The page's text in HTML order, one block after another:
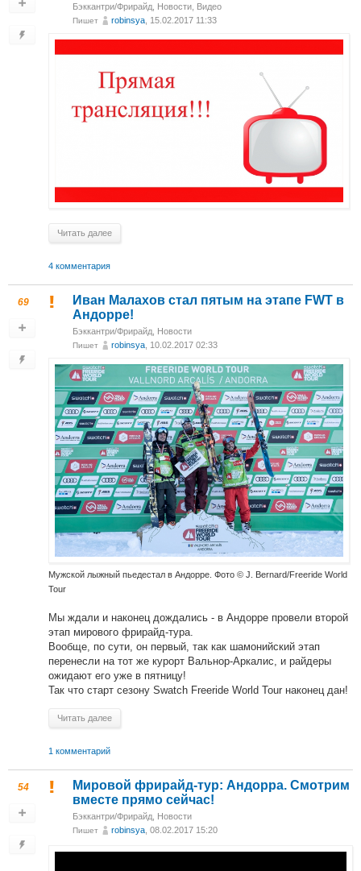
Бэккантри/Фрирайд Новости Видео
Пишет robinsya , 15.02.2017 11:33
Читать далее
4 комментария
69
Иван Малахов стал пятым на этапе FWT в
Андорре!
Бэккантри/Фрирайд Новости
Пишет robinsya , 10.02.2017 02:33
Мужской лыжный пьедестал в Андорре. Фото © J. Bernard/Freeride World
Tour
Мы ждали и наконец дождались - в Андорре провели второй
этап мирового фрирайд-тура.
Вообще, по сути, он первый, так как шамонийский этап
перенесли на тот же курорт Вальнор-Аркалис, и райдеры
ожидают его уже в пятницу!
Так что старт сезону Swatch Freeride World Tour наконец дан!
Читать далее
1 комментарий
54
Мировой фрирайд-тур: Андорра. Смотрим
вместе прямо сейчас!
Бэккантри/Фрирайд Новости
Пишет robinsya , 08.02.2017 15:20